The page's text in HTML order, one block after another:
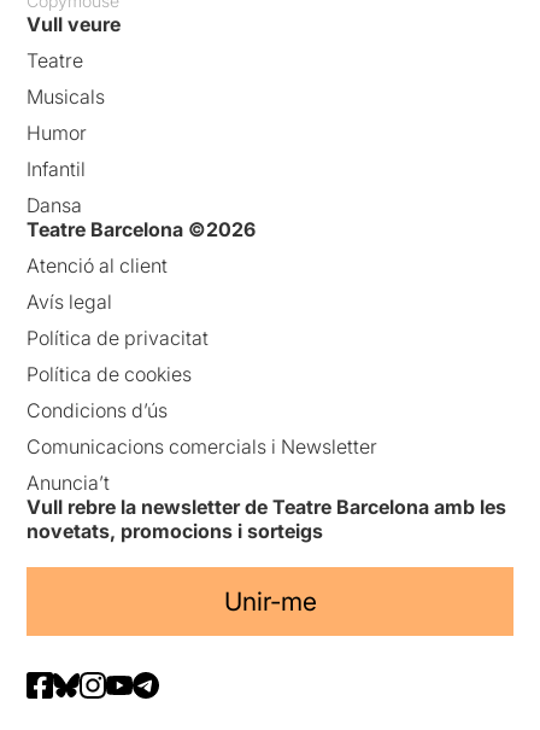
Vull veure
Teatre
Musicals
Humor
Infantil
Dansa
Teatre Barcelona ©2026
Atenció al client
Avís legal
Política de privacitat
Política de cookies
Condicions d’ús
Comunicacions comercials i Newsletter
Anuncia’t
Vull rebre la newsletter de Teatre Barcelona amb les
novetats, promocions i sorteigs
Unir-me